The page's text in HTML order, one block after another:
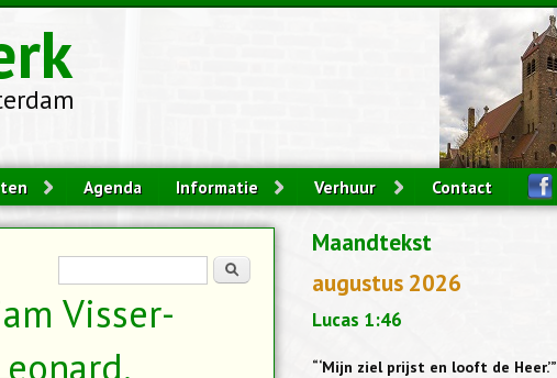
Agenda Informatie Verhuur Contact
Zoeken
Visser-
Maandtekst
augustus 2026
Lucas 1:46
“‘Mijn ziel prijst en looft de Heer.’”